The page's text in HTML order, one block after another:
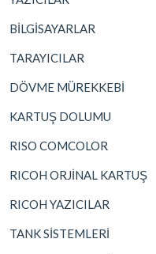
BİLGİSAYARLAR
TARAYICILAR
DÖVME MÜREKKEBİ
KARTUŞ DOLUMU
RISO COMCOLOR
RICOH ORJİNAL KARTUŞ
RICOH YAZICILAR
TANK SİSTEMLERİ